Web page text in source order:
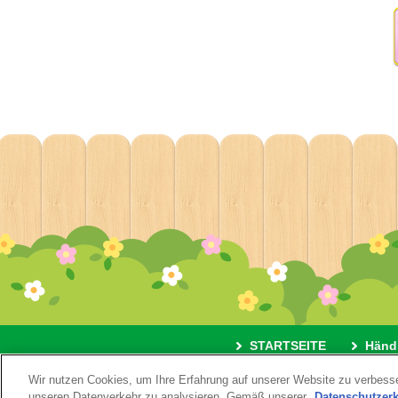
STARTSEITE
Impressum
Wir nutzen Cookies, um Ihre Erfahrung auf unserer Website zu